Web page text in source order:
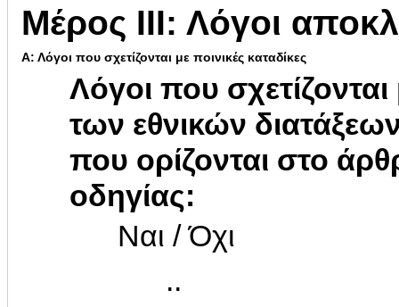
Μέρος ΙΙΙ: Λόγοι
Α: Λόγοι που σχετίζονται με ποινικές καταδίκες
Λόγοι που σχετίζονται
των εθνικών
που ορίζονται στο
οδηγίας:
Ναι / Όχι
..